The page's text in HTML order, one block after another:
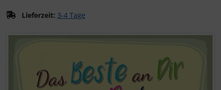
Lieferzeit: 3-4 Tage
Wenn mehr als ein Produktbild exitiert, können Sie die
Kalender 2027 - Organizer / Planer
Postkarten - Tiere, Natur, Landschaften
Postkarten - Hochzeit / Geburt / Genesung
Klappkarten - Retro / Vintage
Klappkarten - Weihnachten